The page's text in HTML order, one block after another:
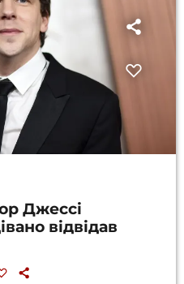
Джессі
відвідав